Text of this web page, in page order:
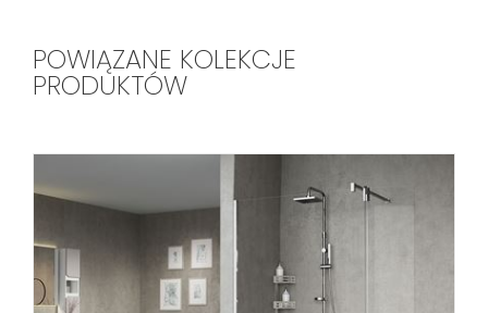
POWIĄZANE KOLEKCJE
PRODUKTÓW